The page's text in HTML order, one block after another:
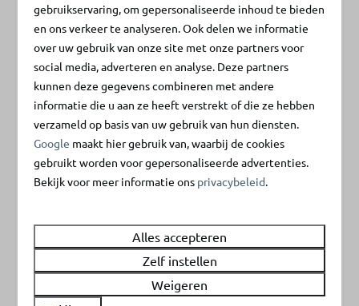
Aanvullende huisregels
- Reserveringen van jongeren en/of groepen kunnen
geweigerd worden - Minimale leeftijd 21 jaar
Energielabel:
Daarom De Klepperstee
Vlak bij het strand en de zee
gebruikservaring, om gepersonaliseerde inhoud te bieden
en ons verkeer te analyseren. Ook delen we informatie
over uw gebruik van onze site met onze partners voor
social media, adverteren en analyse. Deze partners
kunnen deze gegevens combineren met andere
informatie die u aan ze heeft verstrekt of die ze hebben
verzameld op basis van uw gebruik van hun diensten.
Google maakt hier gebruik van, waarbij de cookies
gebruikt worden voor gepersonaliseerde advertenties.
Bekijk voor meer informatie ons privacybeleid.
Alles accepteren
Zelf instellen
Weigeren